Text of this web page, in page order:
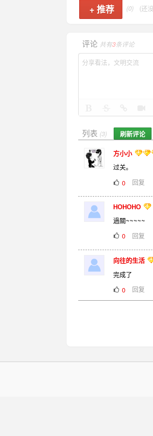
+ 推荐 (0) (还
评论 共有3条评论
列表 (3) 刷新评论
方小小
过关。
0
回复
HOHOHO
過關~~~~~
0
回复
向往的生活
完成了
0
回复